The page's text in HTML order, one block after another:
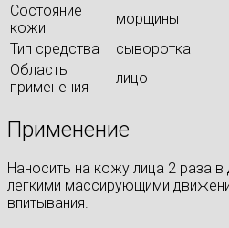
Состояние
кожи
морщины
Тип средства
сыворотка
Область
применения
лицо
Применение
Наносить на кожу лица 2 раза
легкими массирующими
впитывания.